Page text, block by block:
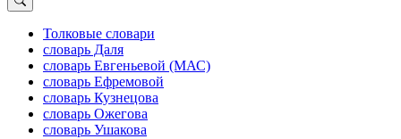
Толковые словари
словарь Даля
словарь Евгеньевой (МАС)
словарь Ефремовой
словарь Кузнецова
словарь Ожегова
словарь Ушакова